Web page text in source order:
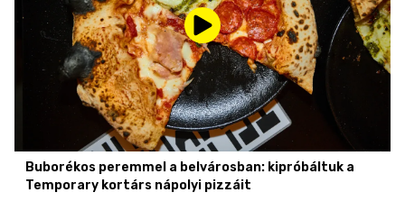
Buborékos peremmel a belvárosban: kipróbáltuk a
Temporary kortárs nápolyi pizzáit